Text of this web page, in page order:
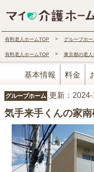
有料老人ホームTOP グループホー
有料老人ホームTOP 東京都の老人
基本情報 料金
グループホーム 更新：
気手来手くんの家